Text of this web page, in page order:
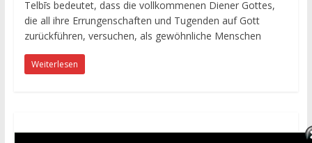
Telbīs bedeutet, dass die vollkommenen Diener Gottes,
die all ihre Errungenschaften und Tugenden auf Gott
zurückführen, versuchen, als gewöhnliche Menschen
Weiterlesen